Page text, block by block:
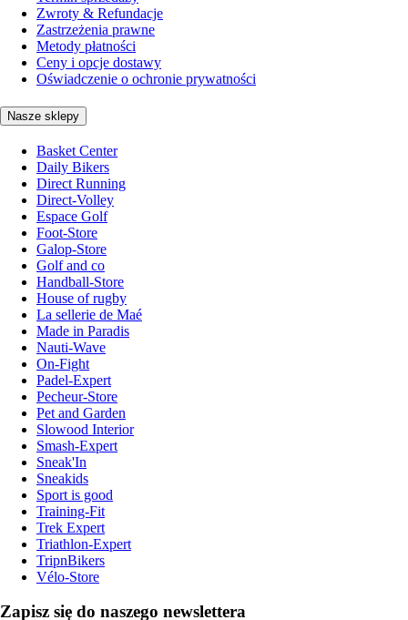
Zwroty & Refundacje
Zastrzeżenia prawne
Metody płatności
Ceny i opcje dostawy
Oświadczenie o ochronie prywatności
Nasze sklepy
Basket Center
Daily Bikers
Direct Running
Direct-Volley
Espace Golf
Foot-Store
Galop-Store
Golf and co
Handball-Store
House of rugby
La sellerie de Maé
Made in Paradis
Nauti-Wave
On-Fight
Padel-Expert
Pecheur-Store
Pet and Garden
Slowood Interior
Smash-Expert
Sneak'In
Sneakids
Sport is good
Training-Fit
Trek Expert
Triathlon-Expert
TripnBikers
Vélo-Store
Zapisz się do naszego newslettera